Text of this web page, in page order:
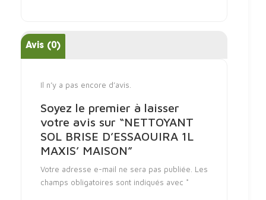
Avis (0)
Il n’y a pas encore d’avis.
Soyez le premier à laisser
votre avis sur “NETTOYANT
SOL BRISE D’ESSAOUIRA 1L
MAXIS’ MAISON”
Votre adresse e-mail ne sera pas publiée. Les
champs obligatoires sont indiqués avec *